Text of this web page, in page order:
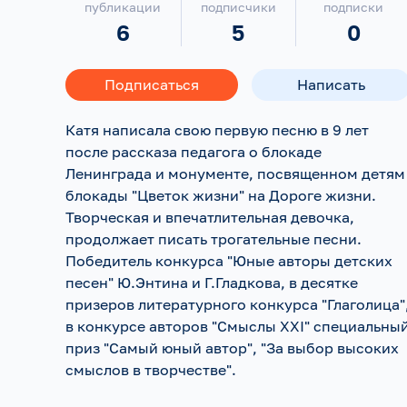
публикации
6
подписчики
5
подписки
0
Подписаться Написать
Катя написала свою первую песню в 9 лет
после рассказа педагога о блокаде
Ленинграда и монументе, посвященном детям
блокады "Цветок жизни" на Дороге жизни.
Творческая и впечатлительная девочка,
продолжает писать трогательные песни.
Победитель конкурса "Юные авторы детских
песен" Ю.Энтина и Г.Гладкова, в десятке
призеров литературного конкурса
в конкурсе авторов "Смыслы ХХI"
приз "Самый юный автор", "За выбор высоких
смыслов в творчестве".